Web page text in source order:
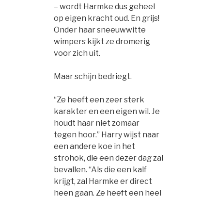
– wordt Harmke dus geheel
op eigen kracht oud. En grijs!
Onder haar sneeuwwitte
wimpers kijkt ze dromerig
voor zich uit.
Maar schijn bedriegt.
“Ze heeft een zeer sterk
karakter en een eigen wil. Je
houdt haar niet zomaar
tegen hoor.” Harry wijst naar
een andere koe in het
strohok, die een dezer dag zal
bevallen. “Als die een kalf
krijgt, zal Harmke er direct
heen gaan. Ze heeft een heel